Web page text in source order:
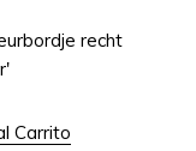
recht
Carrito